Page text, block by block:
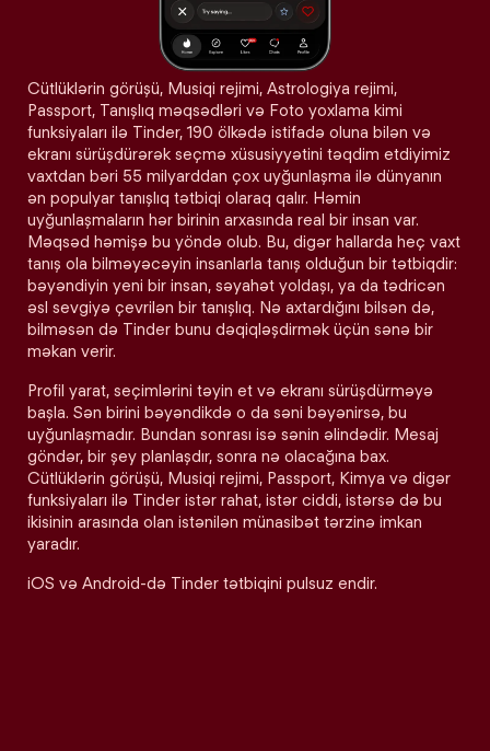
Cütlüklərin görüşü, Musiqi rejimi, Astrologiya rejimi,
Passport, Tanışlıq məqsədləri və Foto yoxlama kimi
funksiyaları ilə Tinder, 190 ölkədə istifadə oluna bilən və
ekranı sürüşdürərək seçmə xüsusiyyətini təqdim etdiyimiz
vaxtdan bəri 55 milyarddan çox uyğunlaşma ilə dünyanın
ən populyar tanışlıq tətbiqi olaraq qalır. Həmin
uyğunlaşmaların hər birinin arxasında real bir insan var.
Məqsəd həmişə bu yöndə olub. Bu, digər hallarda heç vaxt
tanış ola bilməyəcəyin insanlarla tanış olduğun bir tətbiqdir:
bəyəndiyin yeni bir insan, səyahət yoldaşı, ya da tədricən
əsl sevgiyə çevrilən bir tanışlıq. Nə axtardığını bilsən də,
bilməsən də Tinder bunu dəqiqləşdirmək üçün sənə bir
məkan verir.
Profil yarat, seçimlərini təyin et və ekranı sürüşdürməyə
başla. Sən birini bəyəndikdə o da səni bəyənirsə, bu
uyğunlaşmadır. Bundan sonrası isə sənin əlindədir. Mesaj
göndər, bir şey planlaşdır, sonra nə olacağına bax.
Cütlüklərin görüşü, Musiqi rejimi, Passport, Kimya və digər
funksiyaları ilə Tinder istər rahat, istər ciddi, istərsə də bu
ikisinin arasında olan istənilən münasibət tərzinə imkan
yaradır.
iOS və Android-də Tinder tətbiqini pulsuz endir.